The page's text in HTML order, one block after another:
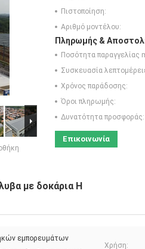
Πιστοποίηση:
Αριθμό μοντέλου:
Πληρωμής &
Ποσότητα παραγγελίας
Συσκευασία
Χρόνος παράδοσης:
Όροι πληρωμής:
Δυνατότητα προσφοράς:
Επικοινωνία
με δοκάρια H
εμπορευμάτων
Χρήση: